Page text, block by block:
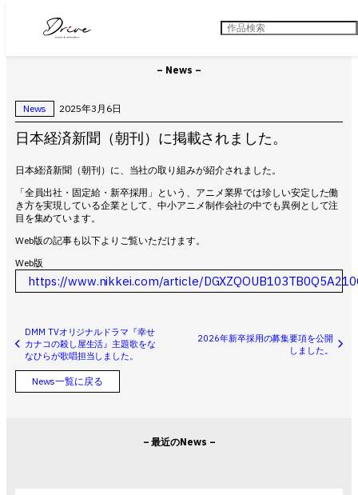
検
– News –
News 2025年3月6日
日本経済新聞（朝刊）に掲載されました。
日本経済新聞（朝刊）に、当社の取り組みが紹介されました。
「全員出社・固定給・新卒採用」という、アニメ業界では珍しい安定した働
き方を実現している企業として、中小アニメ制作会社の中でも異例として注
目を集めています。
Web版の記事も以下よりご覧いただけます。
Web版
https://www.nikkei.com/article/
DMM TVオリジナルドラマ『幸せ
カナコの殺し屋生活』主題歌をな
なひらが歌唱担当しました。
2026年新卒採用の募集要項を公開
しました。
News一覧に戻る
– 最近のNews –